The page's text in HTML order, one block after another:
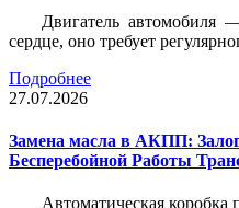
Двигатель автомобиля
сердце, оно требует
Подробнее
27.07.2026
Замена масла в АКПП:
Бесперебойной Работы
Автоматическая